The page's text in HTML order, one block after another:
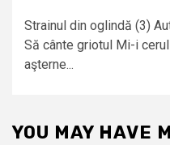
Strainul din oglindă (3)
Să cânte griotul Mi-i
aşterne...
YOU MAY HAVE